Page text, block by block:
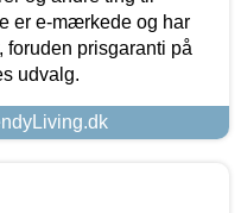
er e-mærkede og har
foruden prisgaranti på
udvalg.